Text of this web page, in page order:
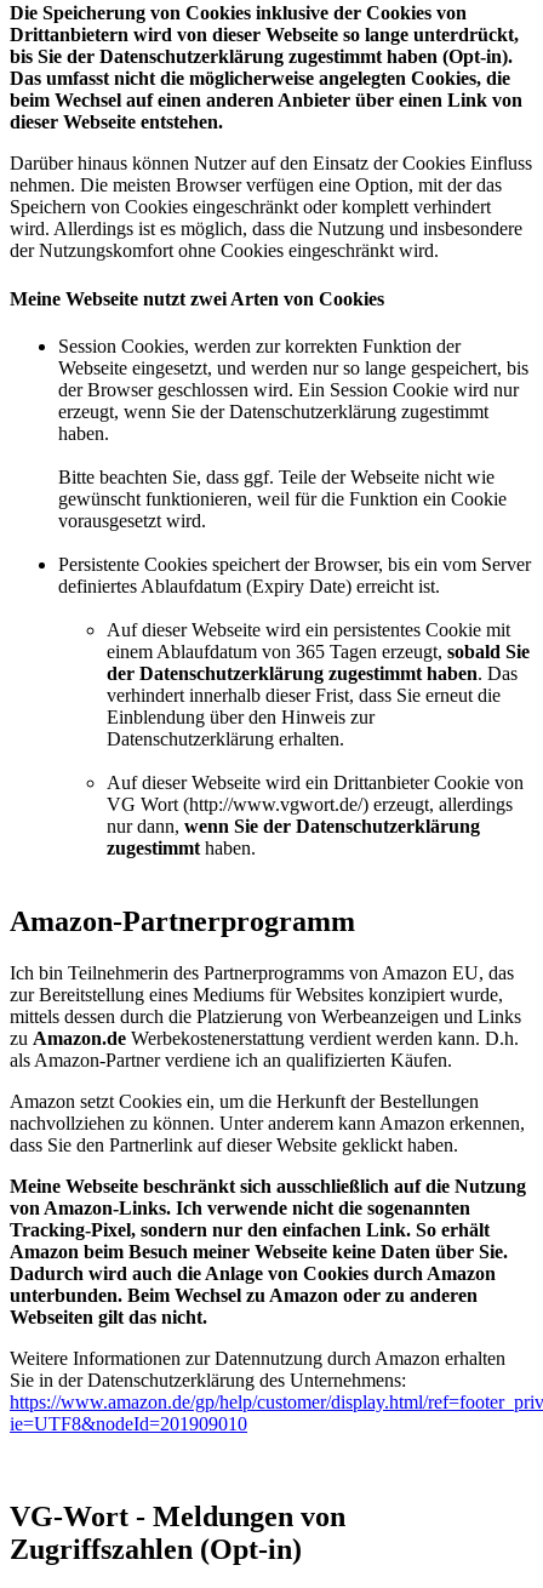
Die Speicherung von Cookies inklusive der Cookies von
Drittanbietern wird von dieser Webseite so lange unterdrückt,
bis Sie der Datenschutzerklärung zugestimmt haben (Opt-in).
Das umfasst nicht die möglicherweise angelegten Cookies, die
beim Wechsel auf einen anderen Anbieter über einen Link von
dieser Webseite entstehen.
Darüber hinaus können Nutzer auf den Einsatz der Cookies Einfluss
nehmen. Die meisten Browser verfügen eine Option, mit der das
Speichern von Cookies eingeschränkt oder komplett verhindert
wird. Allerdings ist es möglich, dass die Nutzung und insbesondere
der Nutzungskomfort ohne Cookies eingeschränkt wird.
Meine Webseite nutzt zwei Arten von Cookies
Session Cookies, werden zur korrekten Funktion der
Webseite eingesetzt, und werden nur so lange gespeichert, bis
der Browser geschlossen wird. Ein Session Cookie wird nur
erzeugt, wenn Sie der Datenschutzerklärung zugestimmt
haben.
Bitte beachten Sie, dass ggf. Teile der Webseite nicht wie
gewünscht funktionieren, weil für die Funktion ein Cookie
vorausgesetzt wird.
Persistente Cookies speichert der Browser, bis ein vom Server
definiertes Ablaufdatum (Expiry Date) erreicht ist.
Auf dieser Webseite wird ein persistentes Cookie mit
einem Ablaufdatum von 365 Tagen erzeugt, sobald Sie
der Datenschutzerklärung zugestimmt haben. Das
verhindert innerhalb dieser Frist, dass Sie erneut die
Einblendung über den Hinweis zur
Datenschutzerklärung erhalten.
Auf dieser Webseite wird ein Drittanbieter Cookie von
VG Wort (http://www.vgwort.de/) erzeugt, allerdings
nur dann, wenn Sie der Datenschutzerklärung
zugestimmt haben.
Amazon-Partnerprogramm
Ich bin Teilnehmerin des Partnerprogramms von Amazon EU, das
zur Bereitstellung eines Mediums für Websites konzipiert wurde,
mittels dessen durch die Platzierung von Werbeanzeigen und Links
zu Amazon.de Werbekostenerstattung verdient werden kann. D.h.
als Amazon-Partner verdiene ich an qualifizierten Käufen.
Amazon setzt Cookies ein, um die Herkunft der Bestellungen
nachvollziehen zu können. Unter anderem kann Amazon erkennen,
dass Sie den Partnerlink auf dieser Website geklickt haben.
Meine Webseite beschränkt sich ausschließlich auf die Nutzung
von Amazon-Links. Ich verwende nicht die sogenannten
Tracking-Pixel, sondern nur den einfachen Link. So erhält
Amazon beim Besuch meiner Webseite keine Daten über Sie.
Dadurch wird auch die Anlage von Cookies durch Amazon
unterbunden. Beim Wechsel zu Amazon oder zu anderen
Webseiten gilt das nicht.
Weitere Informationen zur Datennutzung durch Amazon erhalten
Sie in der Datenschutzerklärung des Unternehmens:
https://www.amazon.de/gp/help/customer/display.html/
ie=UTF8&nodeId=201909010
VG-Wort - Meldungen von
Zugriffszahlen (Opt-in)